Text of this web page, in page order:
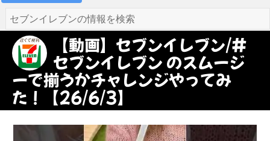
【動画】セブンイレブン/#
セブンイレブン のスムージ
ーで揃うかチャレンジやってみ
た！【26/6/3】